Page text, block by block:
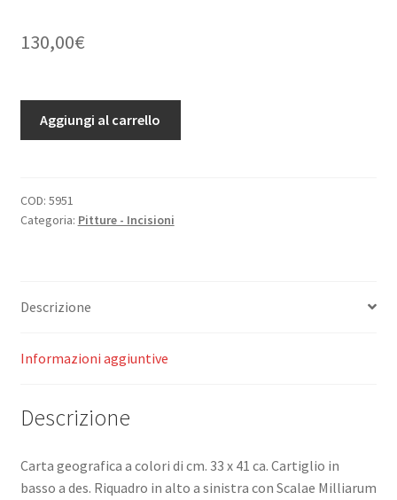
130,00€
Franciscana
Occidentalis,
hoc
S.Francisci,
tractu
Germaniae,
jiuscta
sua
Aggiungi al carrello
COD: 5951
Categoria: Pitture - Incisioni
Descrizione
Informazioni aggiuntive
Descrizione
Carta geografica a colori di cm. 33 x 41 ca. Cartiglio in
basso a des. Riquadro in alto a sinistra con Scalae Milliarum